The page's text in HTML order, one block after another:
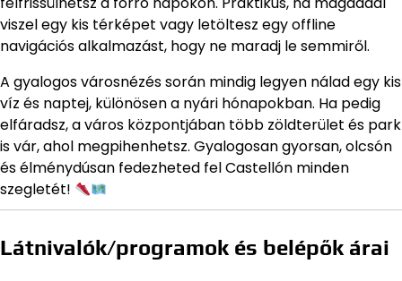
viszel egy kis térképet vagy letöltesz egy offline
navigációs alkalmazást, hogy ne maradj le semmiről.
A gyalogos városnézés során mindig legyen nálad egy kis
víz és naptej, különösen a nyári hónapokban. Ha pedig
elfáradsz, a város központjában több zöldterület és park
is vár, ahol megpihenhetsz. Gyalogosan gyorsan, olcsón
és élménydúsan fedezheted fel Castellón minden
szegletét!
Látnivalók/programok és belépők árai